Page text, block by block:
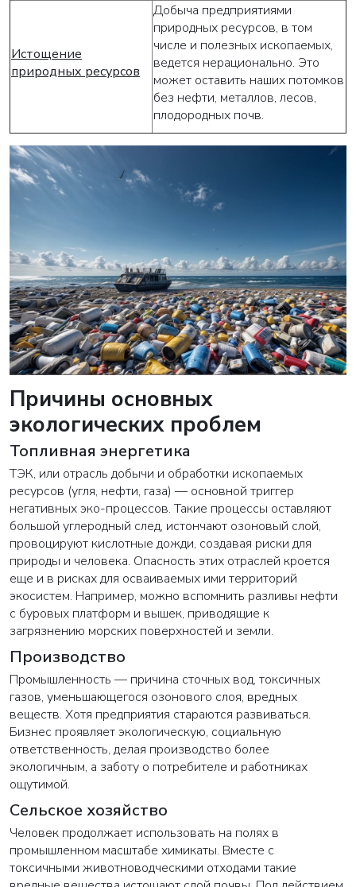
Истощение
природных ресурсов
Добыча предприятиями
природных ресурсов, в том
числе и полезных ископаемых,
ведется нерационально. Это
может оставить наших потомков
без нефти, металлов, лесов,
плодородных почв.
Причины основных
экологических проблем
Топливная энергетика
ТЭК, или отрасль добычи и обработки ископаемых
ресурсов (угля, нефти, газа) — основной триггер
негативных эко-процессов. Такие процессы оставляют
большой углеродный след, истончают озоновый слой,
провоцируют кислотные дожди, создавая риски для
природы и человека. Опасность этих отраслей кроется
еще и в рисках для осваиваемых ими территорий
экосистем. Например, можно вспомнить разливы нефти
с буровых платформ и вышек, приводящие к
загрязнению морских поверхностей и земли.
Производство
Промышленность — причина сточных вод, токсичных
газов, уменьшающегося озонового слоя, вредных
веществ. Хотя предприятия стараются развиваться.
Бизнес проявляет экологическую, социальную
ответственность, делая производство более
экологичным, а заботу о потребителе и работниках
ощутимой.
Сельское хозяйство
Человек продолжает использовать на полях в
промышленном масштабе химикаты. Вместе с
токсичными животноводческими отходами такие